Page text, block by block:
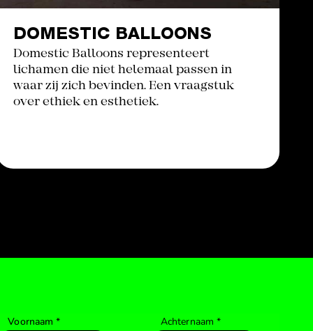
DOMESTIC BALLOONS
Domestic Balloons representeert
lichamen die niet helemaal passen in
waar zij zich bevinden. Een vraagstuk
over ethiek en esthetiek.